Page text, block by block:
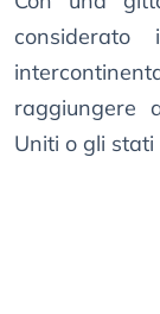
raggiungere
Uniti o gli stati